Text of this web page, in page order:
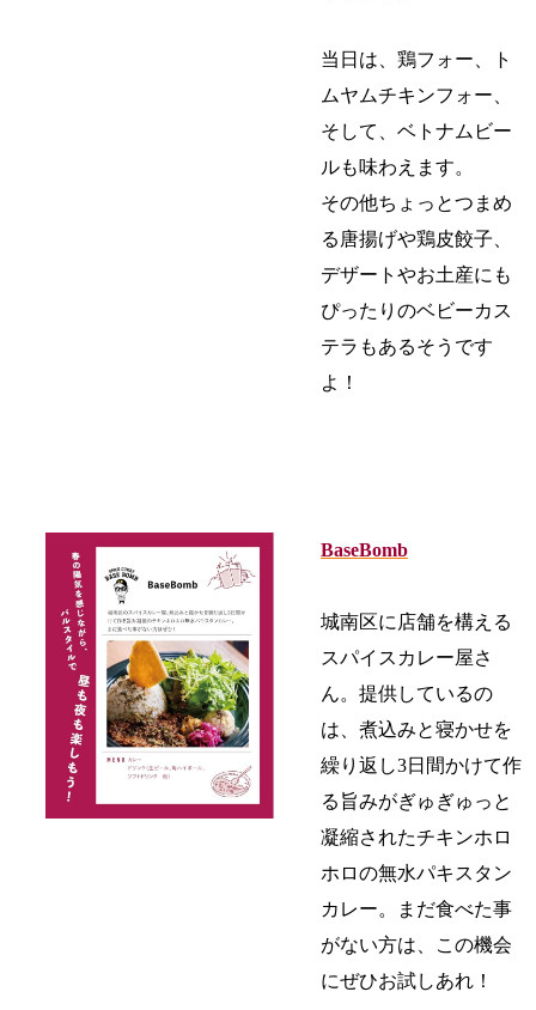
当日は、鶏フォー、ト
ムヤムチキンフォー、
そして、ベトナムビー
ルも味わえます。
その他ちょっとつまめ
る唐揚げや鶏皮餃子、
デザートやお土産にも
ぴったりのベビーカス
テラもあるそうです
よ！
BaseBomb
城南区に店舗を構える
スパイスカレー屋さ
ん。提供しているの
は、煮込みと寝かせを
繰り返し3日間かけて作
る旨みがぎゅぎゅっと
凝縮されたチキンホロ
ホロの無水パキスタン
カレー。まだ食べた事
がない方は、この機会
にぜひお試しあれ！